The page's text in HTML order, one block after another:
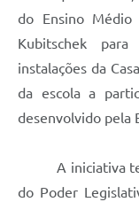
do Ensino Médio
Kubitschek
instalações da
da escola a
desenvolvido pela
A iniciativa tem
do Poder